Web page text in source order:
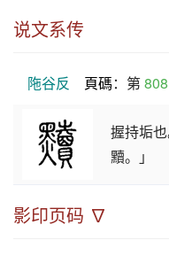
说文系传
陁谷反 頁碼：第 808
握持垢
黷。」
影印页码 ∇